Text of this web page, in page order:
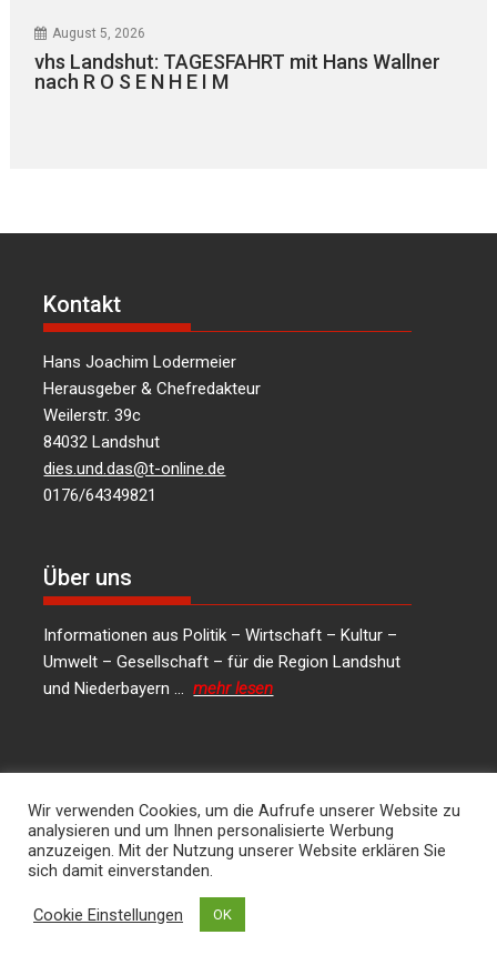
August 5, 2026
vhs Landshut: TAGESFAHRT mit Hans Wallner
nach R O S E N H E I M
Kontakt
Hans Joachim Lodermeier
Herausgeber & Chefredakteur
Weilerstr. 39c
84032 Landshut
dies.und.das@t-online.de
0176/64349821
Über uns
Informationen aus Politik – Wirtschaft – Kultur –
Umwelt – Gesellschaft – für die Region Landshut
und Niederbayern …mehr lesen
LinkedIn
Facebook
Instagram
X
Kontakt
Wir verwenden Cookies, um die Aufrufe unserer Website zu
analysieren und um Ihnen personalisierte Werbung
anzuzeigen. Mit der Nutzung unserer Website erklären Sie
sich damit einverstanden.
Cookie Einstellungen OK